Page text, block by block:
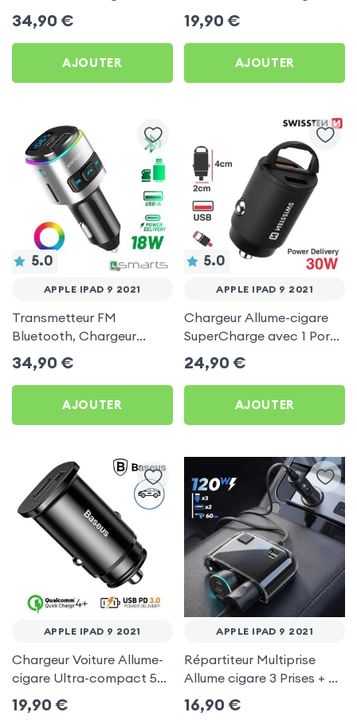
Allume-cigare, Muvit pour
Apple iPad 9 2021
34,90 €
AJOUTER
avec Finition Carbone
pour Apple iPad 9 2021
19,90 €
AJOUTER
5.0
APPLE IPAD 9 2021
Transmetteur FM
Bluetooth, Chargeur
Allume-Cigare USB / USB-
C, Kit Main Libre
Multifonction - 4smarts
34,90 €
AJOUTER
5.0
APPLE IPAD 9 2021
Chargeur Allume-cigare
SuperCharge avec 1 Ports
USB et 1 Port USB-C - Noir
pour Apple iPad 9 2021
24,90 €
AJOUTER
APPLE IPAD 9 2021
Chargeur Voiture Allume-
cigare Ultra-compact 5A
avec port USB et USB
Type C by Baseus - Noir
19,90 €
APPLE IPAD 9 2021
Répartiteur Multiprise
Allume cigare 3 Prises + 2
USB avec câble rallonge
60cm
16,90 €